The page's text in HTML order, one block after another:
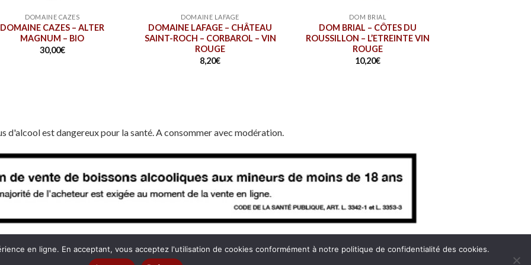
DOMAINE CAZES
DOMAINE CAZES – ALTER
MAGNUM – BIO
30,00€
DOMAINE LAFAGE
DOMAINE LAFAGE – CHÂTEAU
SAINT-ROCH – CORBAROL – VIN
ROUGE
8,20€
DOM BRIAL
DOM BRIAL – CÔTES DU
ROUSSILLON – L’ETREINTE VIN
ROUGE
10,20€
d'alcool est dangereux pour la santé. A consommer avec modération.
MENTIONS LÉGALES COOKIES MON COMPTE
en ligne. En acceptant, vous acceptez l'utilisation de cookies conformément à notre politique de confidentialité des cookies.